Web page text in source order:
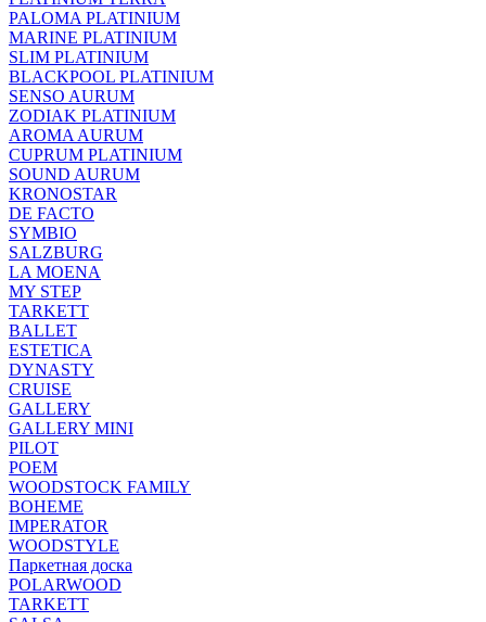
PALOMA PLATINIUM
MARINE PLATINIUM
SLIM PLATINIUM
BLACKPOOL PLATINIUM
SENSO AURUM
ZODIAK PLATINIUM
AROMA AURUM
CUPRUM PLATINIUM
SOUND AURUM
KRONOSTAR
DE FACTO
SYMBIO
SALZBURG
LA MOENA
MY STEP
TARKETT
BALLET
ESTETICA
DYNASTY
CRUISE
GALLERY
GALLERY MINI
PILOT
POEM
WOODSTOCK FAMILY
BOHEME
IMPERATOR
WOODSTYLE
Паркетная доска
POLARWOOD
TARKETT